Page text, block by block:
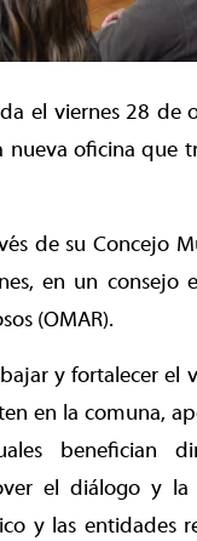
el viernes 28 de
oficina que
de su Concejo
en un consejo
(OMAR).
y fortalecer el
en la comuna,
benefician
el diálogo y la
y las entidades